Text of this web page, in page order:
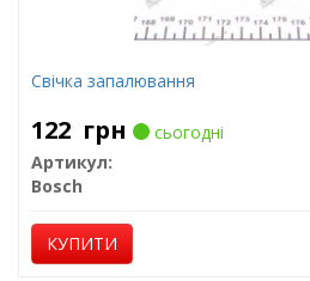
Свічка запалювання
122 грн
сьогодні
Артикул:
Bosch
КУПИТИ